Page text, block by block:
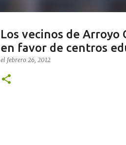
Los vecinos de
en favor de centros
el febrero 26, 2012